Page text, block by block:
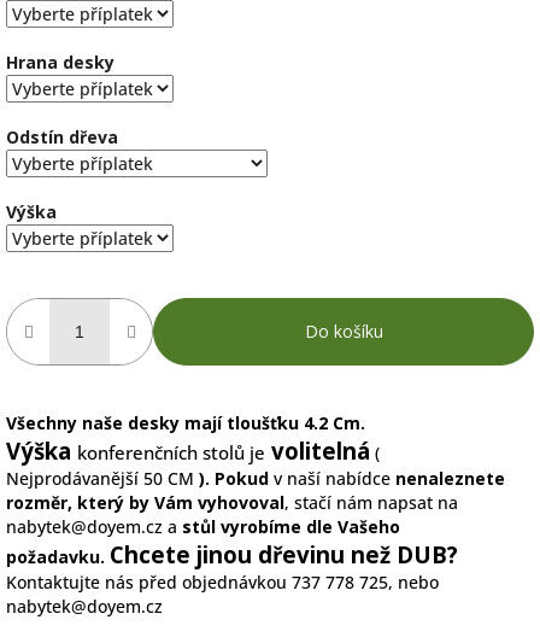
Hrana desky
Odstín dřeva
Výška
Do košíku
Všechny naše desky mají tloušťku 4.2 Cm.
Výška konferenčních stolů je volitelná (
Nejprodávanější 50 CM ). Pokud v naší nabídce nenaleznete
rozměr, který by Vám vyhovoval, stačí nám napsat na
nabytek@doyem.cz a stůl vyrobíme dle Vašeho
požadavku. Chcete jinou dřevinu než DUB?
Kontaktujte nás před objednávkou 737 778 725, nebo
nabytek@doyem.cz